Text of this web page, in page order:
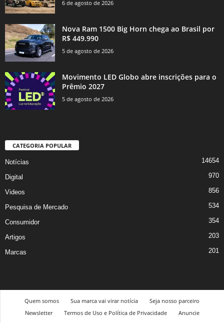
6 de agosto de 2026
Nova Ram 1500 Big Horn chega ao Brasil por
R$ 449.990
5 de agosto de 2026
Movimento LED Globo abre inscrições para o
Prêmio 2027
5 de agosto de 2026
CATEGORIA POPULAR
Notícias 14654
Digital 970
Videos 856
Pesquisa de Mercado 534
Consumidor 354
Artigos 203
Marcas 201
Quem somos Sua marca vai virar notícia
Seja nosso parceiro
Newsletter
Termos de Uso e Política de Privacidade
Anuncie